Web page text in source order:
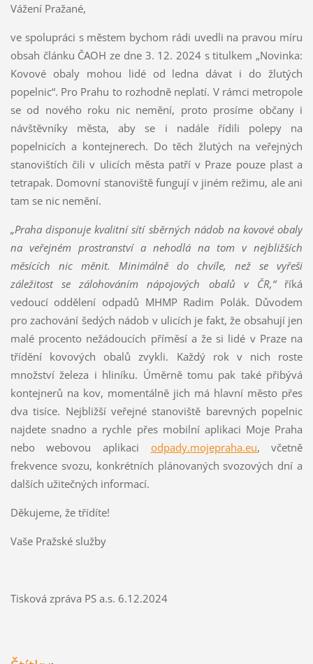
Vážení Pražané,
ve spolupráci s městem bychom rádi uvedli na pravou míru
obsah článku ČAOH ze dne 3. 12. 2024 s titulkem „Novinka:
Kovové obaly mohou lidé od ledna dávat i do žlutých
popelnic“. Pro Prahu to rozhodně neplatí. V rámci metropole
se od nového roku nic nemění, proto prosíme občany i
návštěvníky města, aby se i nadále řídili polepy na
popelnicích a kontejnerech. Do těch žlutých na veřejných
stanovištích čili v ulicích města patří v Praze pouze plast a
tetrapak. Domovní stanoviště fungují v jiném režimu, ale ani
tam se nic nemění.
„Praha disponuje kvalitní sítí sběrných nádob na kovové obaly
na veřejném prostranství a nehodlá na tom v nejbližších
měsících nic měnit. Minimálně do chvíle, než se vyřeší
záležitost se zálohováním nápojových obalů v ČR,“říká
vedoucí oddělení odpadů MHMP Radim Polák. Důvodem
pro zachování šedých nádob v ulicích je fakt, že obsahují jen
malé procento nežádoucích příměsí a že si lidé v Praze na
třídění kovových obalů zvykli. Každý rok v nich roste
množství železa i hliníku. Úměrně tomu pak také přibývá
kontejnerů na kov, momentálně jich má hlavní město přes
dva tisíce. Nejbližší veřejné stanoviště barevných popelnic
najdete snadno a rychle přes mobilní aplikaci Moje Praha
nebo webovou aplikaci odpady.mojepraha.eu, včetně
frekvence svozu, konkrétních plánovaných svozových dní a
dalších užitečných informací.
Děkujeme, že třídíte!
Vaše Pražské služby
Tisková zpráva PS a.s. 6.12.2024